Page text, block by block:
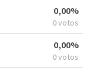
0,00%
0 votos
0,00%
0 votos